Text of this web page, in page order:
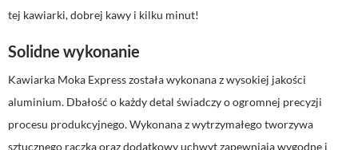
tej kawiarki, dobrej kawy i kilku minut!
Solidne wykonanie
Kawiarka Moka Express została wykonana z wysokiej jakości
aluminium. Dbałość o każdy detal świadczy o ogromnej precyzji
procesu produkcyjnego. Wykonana z wytrzymałego tworzywa
sztucznego rączka oraz dodatkowy uchwyt zapewniają wygodne i